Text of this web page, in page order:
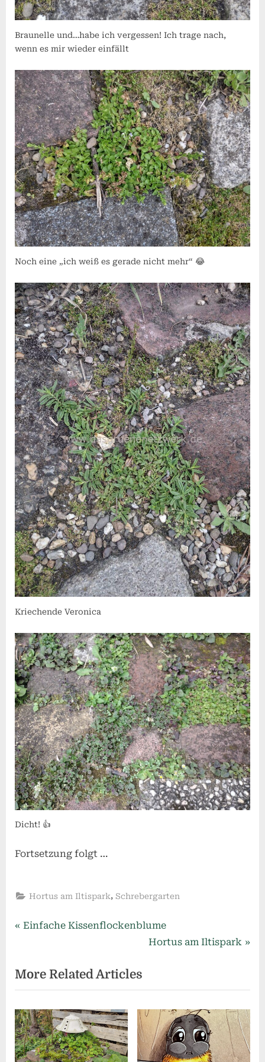
Braunelle und…habe ich vergessen! Ich trage nach,
wenn es mir wieder einfällt
Noch eine „ich weiß es gerade nicht mehr“ 😂
Kriechende Veronica
Dicht! 👍
Fortsetzung folgt …
Hortus am Iltispark, Schrebergarten
Beitragsnavigation
P
v
i
o
u
s
P
Einfache Kissenflockenblume
N
t
P
s
t
Hortus am Iltispark
More Related Articles